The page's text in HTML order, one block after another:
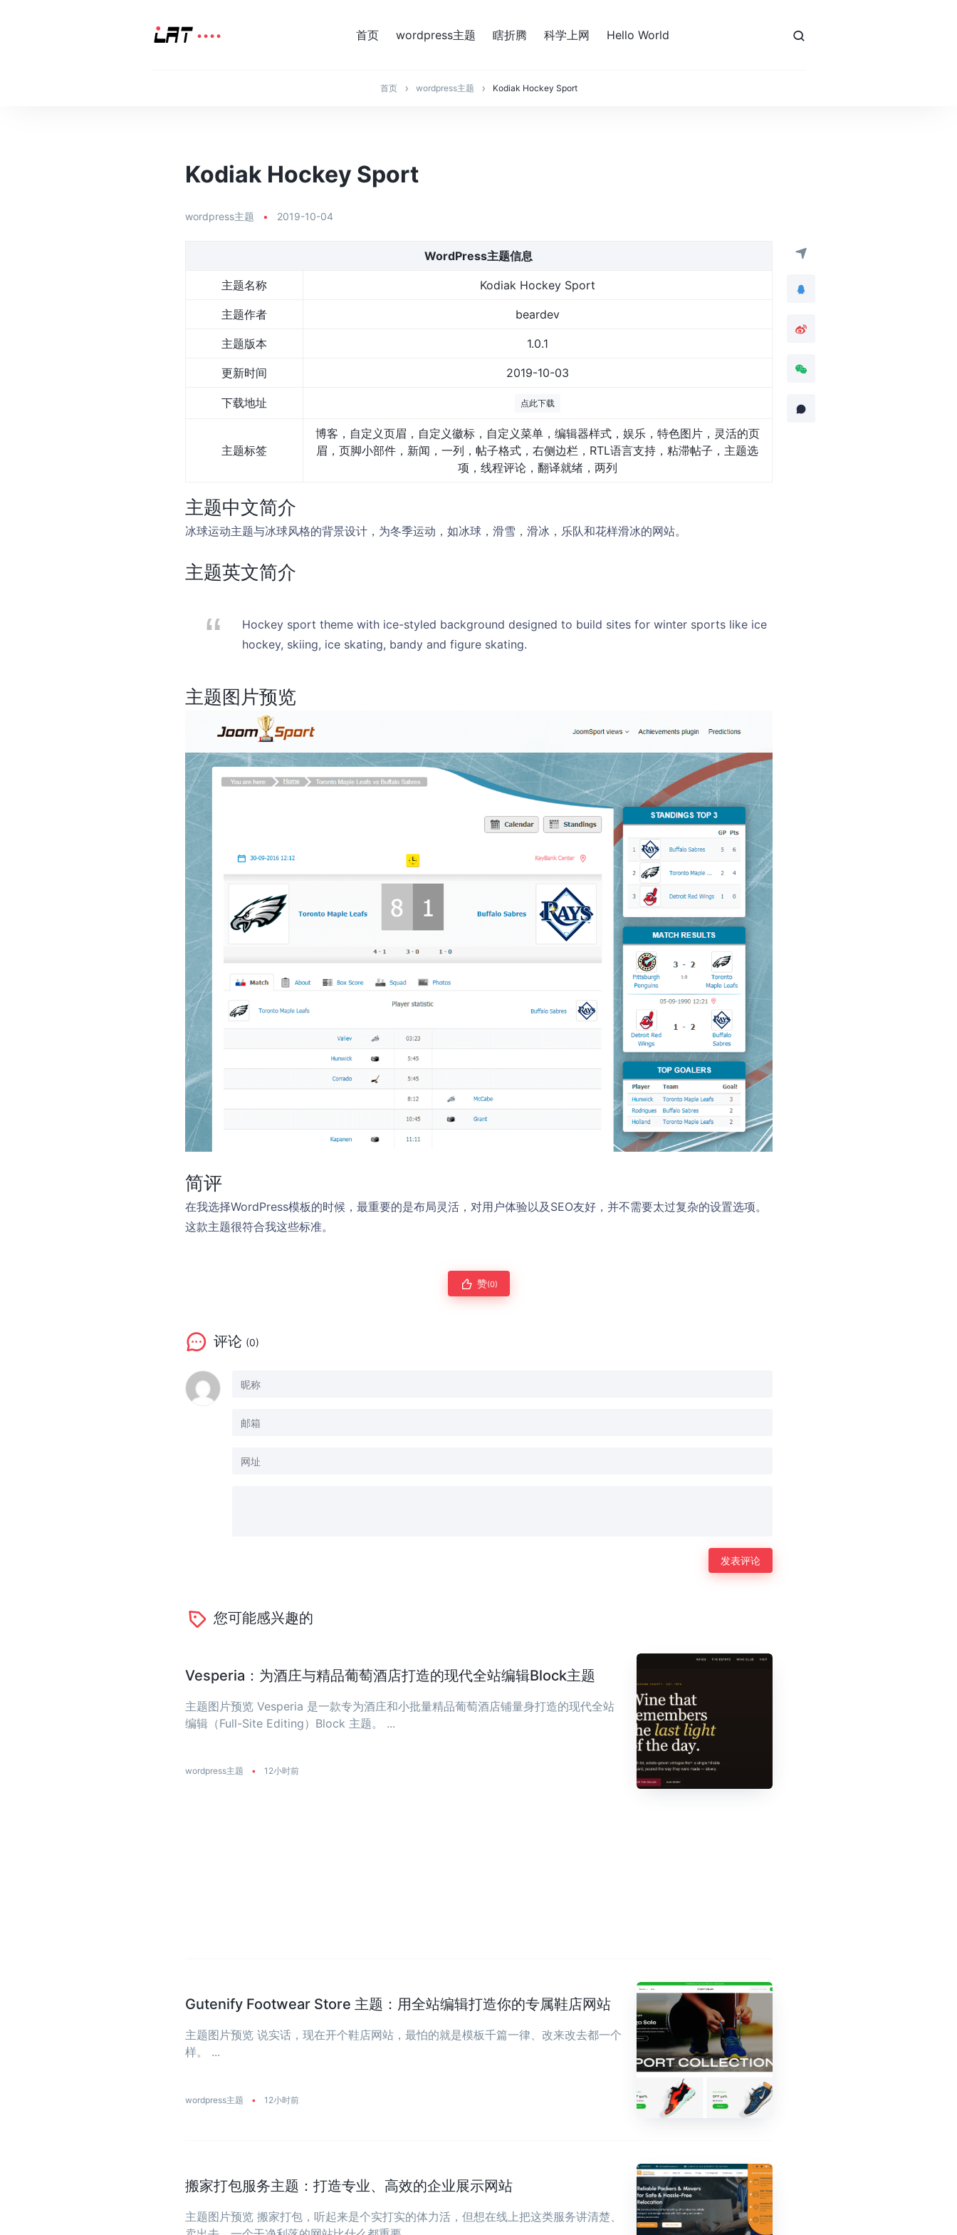
首页 wordpress主题 瞎折腾 科学上网 Hello World
首页 wordpress主题 Kodiak Hockey Sport
Kodiak Hockey Sport
wordpress主题 • 2019-10-04
WordPress主题信息
主题名称 Kodiak Hockey Sport
主题作者 beardev
主题版本 1.0.1
更新时间 2019-10-03
下载地址 点此下载
主题标签
博客，自定义页眉，自定义徽标，自定义菜单，编辑器样式，娱乐，特色图片，灵活的页
眉，页脚小部件，新闻，一列，帖子格式，右侧边栏，RTL语言支持，粘滞帖子，主题选
项，线程评论，翻译就绪，两列
主题中文简介
冰球运动主题与冰球风格的背景设计，为冬季运动，如冰球，滑雪，滑冰，乐队和花样滑冰的网站。
主题英文简介
Hockey sport theme with ice-styled background designed to build sites for winter sports like ice
hockey, skiing, ice skating, bandy and figure skating.
主题图片预览
简评
在我选择WordPress模板的时候，最重要的是布局灵活，对用户体验以及SEO友好，并不需要太过复杂的设置选项。
这款主题很符合我这些标准。
赞(0)
评论 (0)
您可能感兴趣的
Vesperia：为酒庄与精品葡萄酒店打造的现代全站编辑Block主题
主题图片预览 Vesperia 是一款专为酒庄和小批量精品葡萄酒店铺量身打造的现代全站
编辑（Full-Site Editing）Block 主题。 ...
wordpress主题 • 12小时前
Gutenify Footwear Store 主题：用全站编辑打造你的专属鞋店网站
主题图片预览 说实话，现在开个鞋店网站，最怕的就是模板千篇一律、改来改去都一个
样。 ...
wordpress主题 • 12小时前
搬家打包服务主题：打造专业、高效的企业展示网站
主题图片预览 搬家打包，听起来是个实打实的体力活，但想在线上把这类服务讲清楚、